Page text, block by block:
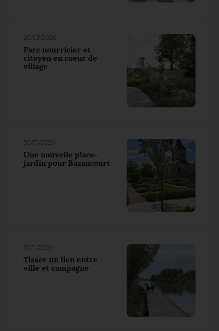
20/03/2026
Parc nourricier et
citoyen en coeur de
village
30/01/2026
Une nouvelle place-
jardin pour Bazancourt
20/11/2025
Tisser un lien entre
ville et campagne